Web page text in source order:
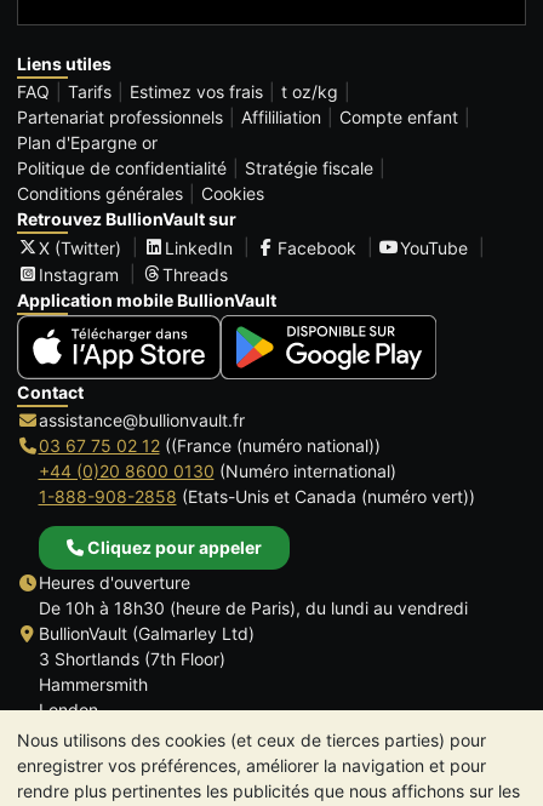
Nous utilisons des cookies (et ceux de tierces parties) pour
enregistrer vos préférences, améliorer la navigation et pour
rendre plus pertinentes les publicités que nous affichons sur les
Liens utiles
FAQ
Tarifs Estimez vos frais
t oz/kg
Partenariat professionnels
Affililiation
Compte enfant
Plan d'Epargne or
Politique de confidentialité
Stratégie fiscale
Conditions générales
Cookies
Retrouvez BullionVault sur
X (Twitter)
LinkedIn Facebook
YouTube
Instagram
Threads
Application mobile BullionVault
Contact
assistance@bullionvault.fr
03 67 75 02 12((France (numéro national))
+44 (0)20 8600 0130 (Numéro international)
1-888-908-2858 (Etats-Unis et Canada (numéro vert))
Cliquez pour appeler
Heures d'ouverture
De 10h à 18h30 (heure de Paris), du lundi au vendredi
BullionVault (Galmarley Ltd)
3 Shortlands (7th Floor)
Hammersmith
London
W6 8DA
ROYAUME UNI